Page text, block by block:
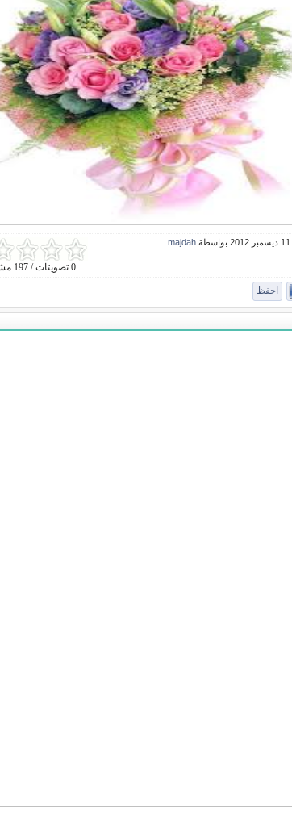
0 تصويتات / 197 مشاهدة
majdah
احفظ